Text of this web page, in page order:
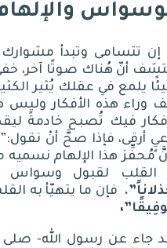
٤ : طقوس الوسواس
٥ : الضغوط تُنْعِش الوسواس
٦ : الوسواس عند الأطفال
٧: وسواس النفس و وسواس الشيطان
٨ : صوت الوسواس يتحول إلى إدمان
إن تتسامى وتبدأ مشوارك
أنّ هُناك صوتًا آخر،
يلمع في عقلك يُثير
وراء هذه الأفكار
فيك تُصبح خادمةً
أرقى، فإذا صحَّ أنْ
مُحفِّز هذا الإلهام نسميه
القلب لقبول
فإن ما يتهيّأ به
جاء عن رسول الله- صلى